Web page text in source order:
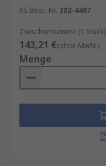
RS Best.-Nr. 202-4487
Zwischensumme (1 Stück)
143,21 €(ohne MwSt.)
Menge